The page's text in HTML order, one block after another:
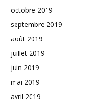
octobre 2019
septembre 2019
août 2019
juillet 2019
juin 2019
mai 2019
avril 2019